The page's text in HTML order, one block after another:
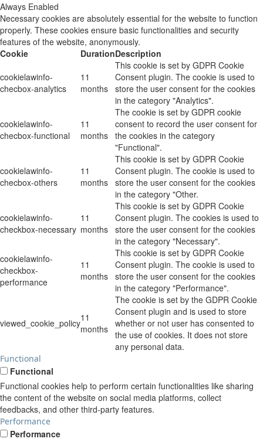
Always Enabled
Necessary cookies are absolutely essential for the website to function
properly. These cookies ensure basic functionalities and security
features of the website, anonymously.
Cookie
DurationDescription
cookielawinfo-
checbox-analytics
11
months
This cookie is set by GDPR Cookie
Consent plugin. The cookie is used to
store the user consent for the cookies
in the category "Analytics".
cookielawinfo-
checbox-functional
11
months
The cookie is set by GDPR cookie
consent to record the user consent for
the cookies in the category
"Functional".
cookielawinfo-
checbox-others
11
months
This cookie is set by GDPR Cookie
Consent plugin. The cookie is used to
store the user consent for the cookies
in the category "Other.
cookielawinfo-
checkbox-necessary
11
months
This cookie is set by GDPR Cookie
Consent plugin. The cookies is used to
store the user consent for the cookies
in the category "Necessary".
cookielawinfo-
checkbox-
performance
11
months
This cookie is set by GDPR Cookie
Consent plugin. The cookie is used to
store the user consent for the cookies
in the category "Performance".
viewed_cookie_policy11
months
The cookie is set by the GDPR Cookie
Consent plugin and is used to store
whether or not user has consented to
the use of cookies. It does not store
any personal data.
Functional
Functional
Functional cookies help to perform certain functionalities like sharing
the content of the website on social media platforms, collect
feedbacks, and other third-party features.
Performance
Performance